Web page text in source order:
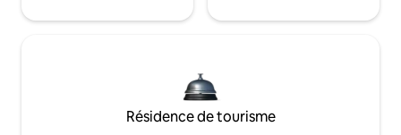
Résidence de tourisme